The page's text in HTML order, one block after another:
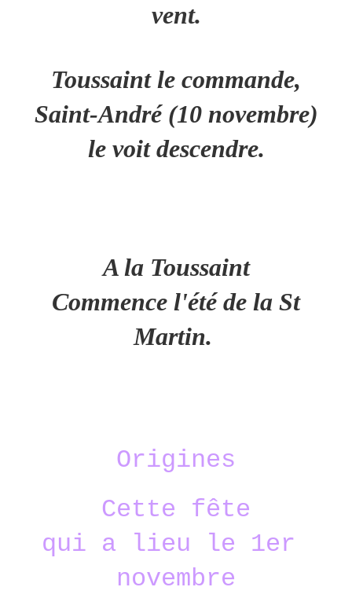
vent.
Toussaint le commande,
Saint-André (10 novembre)
le voit descendre.
A la Toussaint
Commence l'été de la St
Martin.
Origines
Cette fête
qui a lieu le 1er
novembre